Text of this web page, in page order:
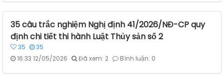
35 câu trắc nghiệm Nghị định 41/2026/NĐ-CP quy
định chi tiết thi hành Luật Thủy sản số 2
35
35
16:33 12/05/2026
Đã xem: 2 Bình luận: 0